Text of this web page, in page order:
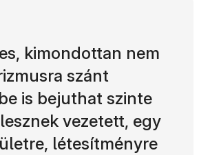
kimondottan nem
szánt
is bejuthat szinte
vezetett, egy
létesítményre